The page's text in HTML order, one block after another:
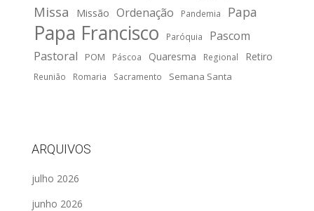
Missa Missão Ordenação Pandemia Papa
Papa Francisco Paróquia
Pascom
Pastoral
POM Páscoa Quaresma Regional Retiro
Reunião Romaria Sacramento Semana Santa
ARQUIVOS
julho 2026
junho 2026